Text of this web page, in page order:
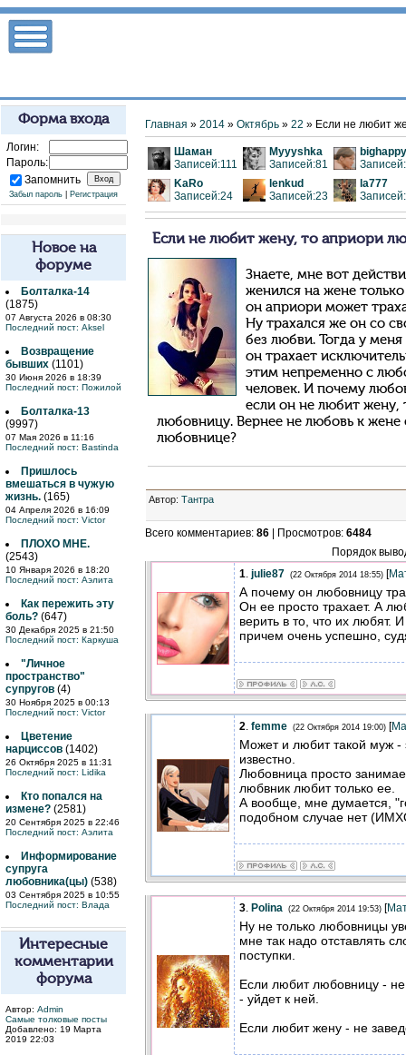
Форма входа
Логин:
Пароль:
Запомнить
Забыл пароль Регистрация
Новое на
форуме
Болталка-14
(1875)
07 Августа 2026 в 08:30
Последний пост: Aksel
Возвращение
бывших (1101)
30 Июня 2026 в 18:39
Последний пост: Пожилой
Болталка-13
(9997)
07 Мая 2026 в 11:16
Последний пост: Bastinda
Пришлось
вмешаться в чужую
жизнь. (165)
04 Апреля 2026 в 16:09
Последний пост: Victor
ПЛОХО МНЕ.
(2543)
10 Января 2026 в 18:20
Последний пост: Аэлита
Как пережить эту
боль? (647)
30 Декабря 2025 в 21:50
Последний пост: Каркуша
"Личное
пространство"
супругов (4)
30 Ноября 2025 в 00:13
Последний пост: Victor
Цветение
нарциссов (1402)
26 Октября 2025 в 11:31
Последний пост: Lidika
Кто попался на
измене? (2581)
20 Сентября 2025 в 22:46
Последний пост: Аэлита
Информирование
супруга
любовника(цы) (538)
03 Сентября 2025 в 10:55
Последний пост: Влада
Интересные
комментарии
форума
Автор: Admin
Самые толковые посты
Добавлено: 19 Марта
2019 22:03
Главная » 2014 » Октябрь » 22 » Если не любит
Шаман
Записей:111
Myyyshka
Записей:81
bighappy
KaRo
Записей:24
lenkud
Записей:23
la777
Если не любит жену, то априори
Знаете, мне вот
женился на жене
он априори может
Ну трахался же он со
без любви. Тогда у
он трахает
этим непременно с
человек. И почему
если он не любит жену,
любовницу. Вернее не любовь к жене
любовнице?
Автор: Тантра
Всего комментариев: 86 Просмотров: 6484
Порядок
1. julie87 (22 Октября 2014 18:55) [
А почему он любовницу
Он ее просто трахает. А
верить в то, что их любят.
причем очень успешно,
2. femme (22 Октября 2014 19:00) [
Может и любит такой муж -
известно.
Любовница просто
любвник любит только ее.
А вообще, мне думается,
подобном случае нет
3. Polina (22 Октября 2014 19:53) [
Ну не только любовницы
мне так надо отставлять
поступки.
Если любит любовницу - не
- уйдет к ней.
Если любит жену - не